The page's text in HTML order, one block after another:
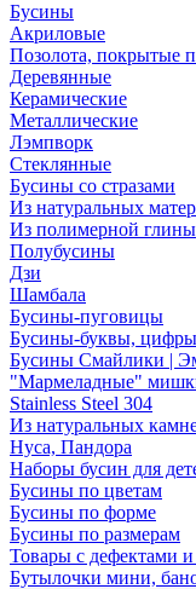
Бусины
Акриловые
Позолота, покрытые
Деревянные
Керамические
Металлические
Лэмпворк
Стеклянные
Бусины со стразами
Из натуральных
Из полимерной глины
Полубусины
Дзи
Шамбала
Бусины-пуговицы
Бусины-буквы, цифры
Бусины Смайлики |
"Мармеладные"
Stainless Steel 304
Из натуральных
Нуса, Пандора
Наборы бусин для
Бусины по цветам
Бусины по форме
Бусины по размерам
Товары с дефектами
Бутылочки мини,